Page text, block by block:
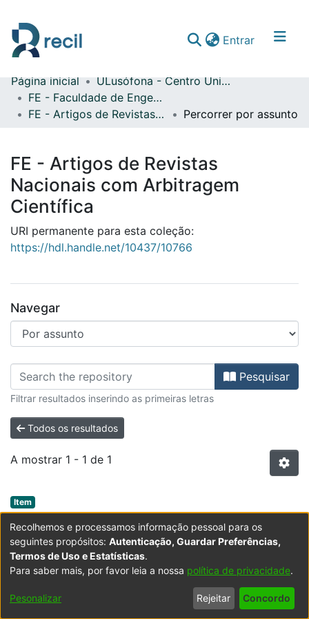
Entrar(current)
Comunidades & Coleções
Percorrer repositório
Página inicial
ULusófona - Centro Universitário de Lisboa
FE - Faculdade de Engenharia
FE - Artigos de Revistas Nacionais com Arbitragem Científica
Percorrer por assunto
FE - Artigos de Revistas
Nacionais com Arbitragem
Científica
URI permanente para esta coleção:
https://hdl.handle.net/10437/10766
Navegar
Percorrer FE - Artigos de Pesquisar
Filtrar resultados inserindo as primeiras letras
Todos os resultados
A mostrar 1 - 1 de 1
Item type:
Item,
Sustentabilidade e cidadania : um olhar
sobre estratégias nacionais no convergir
para uma sociedade mais sustentável
Edição Centro de Estudos Africanos da Universidade
do Porto (CEAUP) e Fundação Gonçalo da Silveira
Raposo, Maria Albertina Amantes;
Muito se tem trabalhado sobre os conceitos de
desenvolvimento sustentável, de sustentabilidade e de
Recolhemos e processamos informação pessoal para os
seguintes propósitos: Autenticação, Guardar Preferências,
Termos de Uso e Estatísticas.
Para saber mais, por favor leia a nossa política de privacidade.
Pesonalizar Rejeitar Concordo